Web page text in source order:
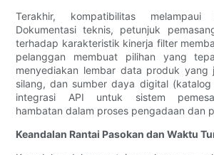
Terakhir, kompatibilitas melampaui
Dokumentasi teknis, petunjuk
terhadap karakteristik kinerja filter
pelanggan membuat pilihan yang
menyediakan lembar data produk yang
silang, dan sumber daya digital
integrasi API untuk sistem
hambatan dalam proses pengadaan dan
Keandalan Rantai Pasokan dan Waktu